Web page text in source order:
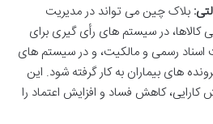
بلاک چین می تواند در مدیریت
کالاها، در سیستم های رأی گیری برای
اسناد رسمی و مالکیت، و در سیستم های
های بیماران به کار گرفته شود. این
کارایی، کاهش فساد و افزایش اعتماد را